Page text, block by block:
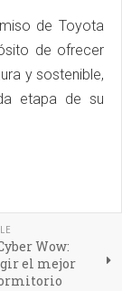
de Toyota
de ofrecer
y sostenible,
etapa de su
Wow:
el mejor